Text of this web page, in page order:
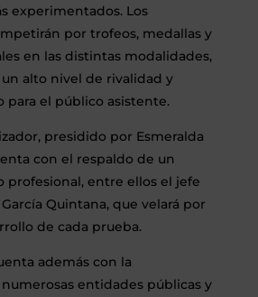
experimentados. Los
por trofeos, medallas y
en las distintas modalidades,
alto nivel de rivalidad y
el público asistente.
presidido por Esmeralda
con el respaldo de un
profesional, entre ellos el jefe
Quintana, que velará por
de cada prueba.
además con la
entidades públicas y